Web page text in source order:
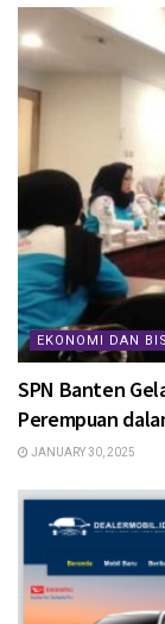
EKONOMI DAN
SPN Banten
Perempuan
JANUARY 30, 2025